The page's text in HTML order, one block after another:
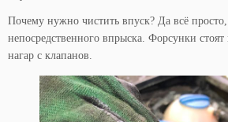
Почему нужно чистить впуск? Да всё просто,
непосредственного впрыска. Форсунки
нагар с клапанов.